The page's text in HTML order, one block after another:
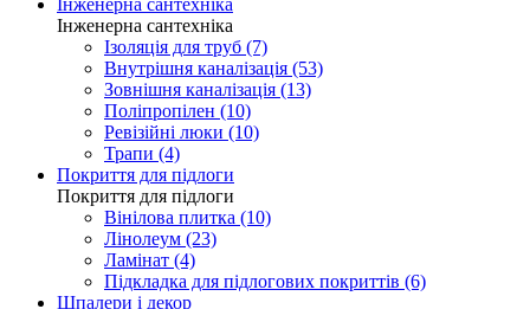
Інженерна сантехніка
Ізоляція для труб (7)
Внутрішня каналізація (53)
Зовнішня каналізація (13)
Поліпропілен (10)
Ревізійні люки (10)
Трапи (4)
Покриття для підлоги
Покриття для підлоги
Вінілова плитка (10)
Лінолеум (23)
Ламінат (4)
Підкладка для підлогових покриттів (6)
Шпалери і декор